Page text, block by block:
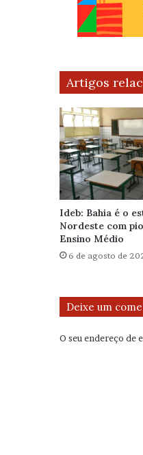
Artigos
Ideb: Bahia é o
Nordeste com
Ensino Médio
6 de agosto de
Deixe um
O seu endereço de